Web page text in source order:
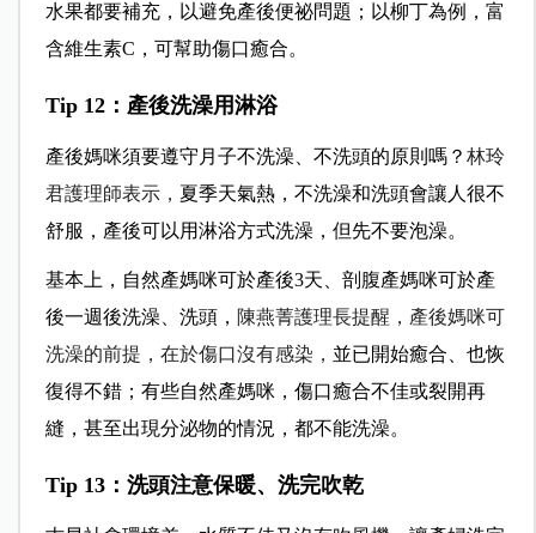
水果都要補充，以避免產後便祕問題；以柳丁為例，富
含維生素C，可幫助傷口癒合。
Tip 12：產後洗澡用淋浴
產後媽咪須要遵守月子不洗澡、不洗頭的原則嗎？ 林玲
君護理師表示， 夏季天氣熱，不洗澡和洗頭會讓人很不
舒服，產後可以用淋浴方式洗澡，但先不要泡澡。
基本上，自然產媽咪可於產後3天、剖腹產媽咪可於產
後一週後洗澡、洗頭， 陳燕菁護理長提醒，產後媽咪可
洗澡的前提，在於傷口沒有感染， 並已開始癒合、也恢
復得不錯；有些自然產媽咪，傷口癒合不佳或裂開再
縫，甚至出現分泌物的情況，都不能洗澡。
Tip 13：洗頭注意保暖、洗完吹乾